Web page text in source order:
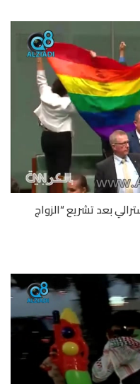
بعد تشريع “الزواج